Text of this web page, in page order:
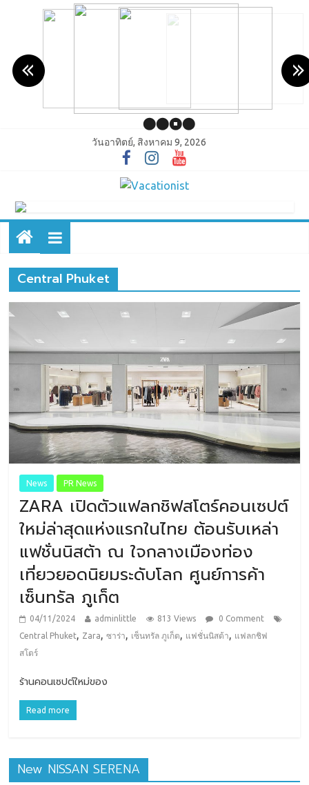
วันอาทิตย์, สิงหาคม 9, 2026
Central Phuket
News PR News
ZARA เปิดตัวแฟลกชิฟสโตร์คอนเซปต์
ใหม่ล่าสุดแห่งแรกในไทย ต้อนรับเหล่า
แฟชั่นนิสต้า ณ ใจกลางเมืองท่อง
เที่ยวยอดนิยมระดับโลก ศูนย์การค้า
เซ็นทรัล ภูเก็ต
04/11/2024 adminlittle 813 Views
0 Comment
Central Phuket, Zara,ซาร่า, เซ็นทรัล ภูเก็ต, แฟชั่นนิสต้า, แฟลกชิฟ
สโตร์
ร้านคอนเซปต์ใหม่ของ
Read more
New NISSAN SERENA